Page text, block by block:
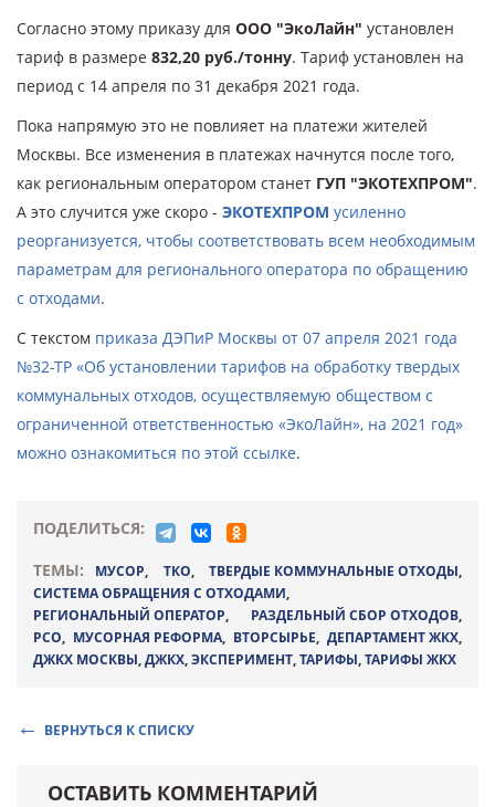
Согласно этому приказу для ООО "ЭкоЛайн" установлен
тариф в размере 832,20 руб./тонну. Тариф установлен на
период с 14 апреля по 31 декабря 2021 года.
Пока напрямую это не повлияет на платежи жителей
Москвы. Все изменения в платежах начнутся после того,
как региональным оператором станет ГУП "ЭКОТЕХПРОМ".
А это случится уже скоро - ЭКОТЕХПРОМ усиленно
реорганизуется, чтобы соответствовать всем необходимым
параметрам для регионального оператора по обращению
с отходами.
С текстом приказа ДЭПиР Москвы от 07 апреля 2021 года
№32-ТР «Об установлении тарифов на обработку твердых
коммунальных отходов, осуществляемую обществом с
ограниченной ответственностью «ЭкоЛайн», на 2021 год»
можно ознакомиться по этой ссылке.
ПОДЕЛИТЬСЯ:
ТЕМЫ:
МУСОР, ТКО, ТВЕРДЫЕ КОММУНАЛЬНЫЕ ОТХОДЫ,
СИСТЕМА ОБРАЩЕНИЯ С ОТХОДАМИ,
РЕГИОНАЛЬНЫЙ ОПЕРАТОР, РАЗДЕЛЬНЫЙ СБОР ОТХОДОВ,
РСО, МУСОРНАЯ РЕФОРМА, ВТОРСЫРЬЕ, ДЕПАРТАМЕНТ ЖКХ,
ДЖКХ МОСКВЫ,ДЖКХ,ЭКСПЕРИМЕНТ,ТАРИФЫ,ТАРИФЫ ЖКХ
ВЕРНУТЬСЯ К СПИСКУ
ОСТАВИТЬ КОММЕНТАРИЙ